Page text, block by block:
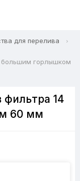
для перелива
большим горлышком
фильтра 14
60 мм